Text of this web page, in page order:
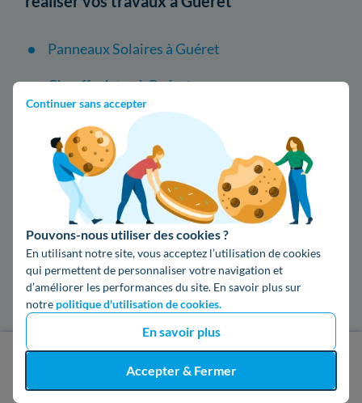
Continuer sans accepter
Pouvons-nous utiliser des cookies ?
En utilisant notre site, vous acceptez l’utilisation de cookies
qui permettent de personnaliser votre navigation et
d’améliorer les performances du site. En savoir plus sur
notre politique d'utilisation de cookies.
En savoir plus
Accepter & Fermer
J'obtiens un devis gratuit
Panneaux Solaires à Guéret
Chauffagistes à Guéret
Climatisation à Guéret
Pompe à chaleur à Guéret
Isolation à Guéret
Audit Énergétique à Guéret
Mon Accompagnateur Rénov' à Guéret
Autres services disponibles à Guéret
Engie à Guéret